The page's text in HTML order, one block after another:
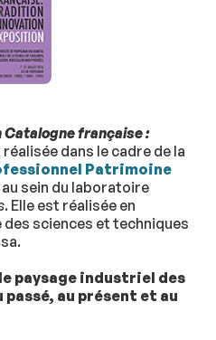
française :
dans le cadre de la
Patrimoine
sein du laboratoire
. Elle est réalisée en
sciences et techniques
paysage industriel des
au présent et au